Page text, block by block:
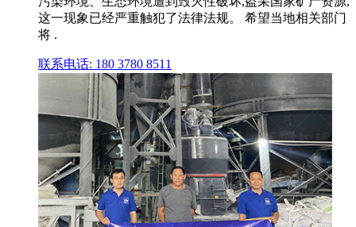
这一现象已经严重触犯了法律法规。 希望当地相关部门
将 .
联系电话: 180 3780 8511